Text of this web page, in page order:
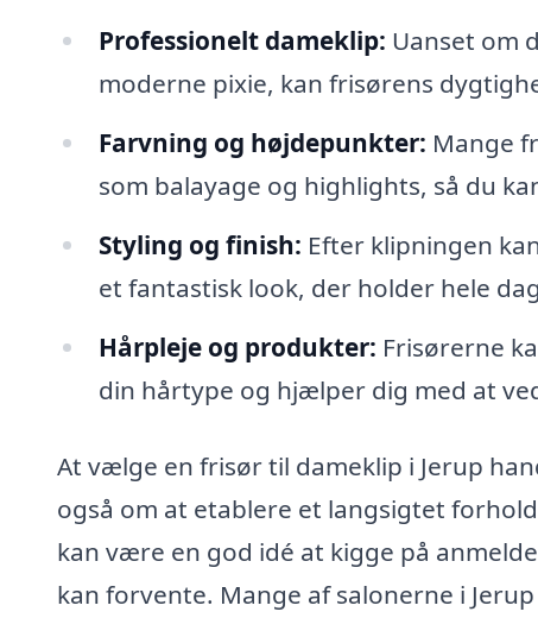
Professionelt dameklip: Uanset om
moderne pixie, kan frisørens
Farvning og højdepunkter: Mange
som balayage og highlights, så du
Styling og finish: Efter klipningen
et fantastisk look, der holder hele
Hårpleje og produkter: Frisørerne
din hårtype og hjælper dig med at
At vælge en frisør til dameklip i Jerup
også om at etablere et langsigtet
kan være en god idé at kigge på
kan forvente. Mange af salonerne i